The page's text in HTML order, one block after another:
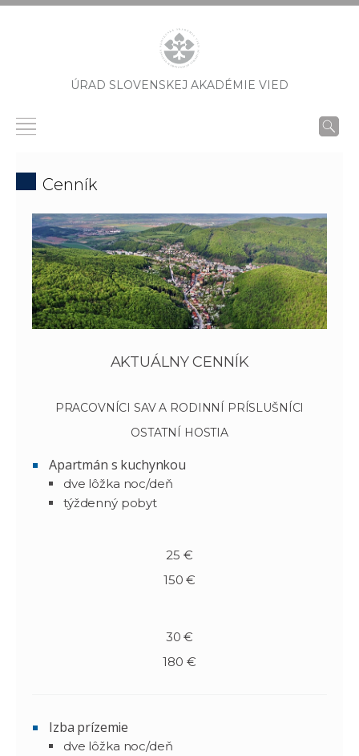
ÚRAD SLOVENSKEJ AKADÉMIE VIED
Cenník
AKTUÁLNY CENNÍK
PRACOVNÍCI SAV A RODINNÍ PRÍSLUŠNÍCI
OSTATNÍ HOSTIA
Apartmán s kuchynkou
dve lôžka noc/deň
týždenný pobyt
25 €
150 €
30 €
180 €
Izba prízemie
dve lôžka noc/deň